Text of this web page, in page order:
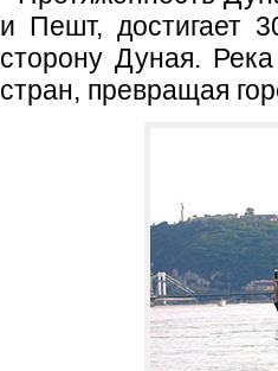
и Пешт, достигает
сторону Дуная.
стран, превращая